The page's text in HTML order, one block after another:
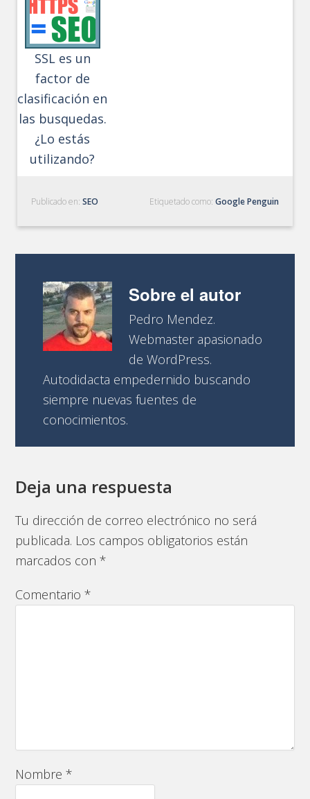
SSL es un
factor de
clasificación en
las busquedas.
¿Lo estás
utilizando?
Publicado en:SEO Etiquetado como: Google Penguin
Sobre el autor
Pedro Mendez.
Webmaster apasionado
de WordPress.
Autodidacta empedernido buscando
siempre nuevas fuentes de
conocimientos.
Deja una respuesta
Tu dirección de correo electrónico no será
publicada. Los campos obligatorios están
marcados con*
Comentario*
Nombre*